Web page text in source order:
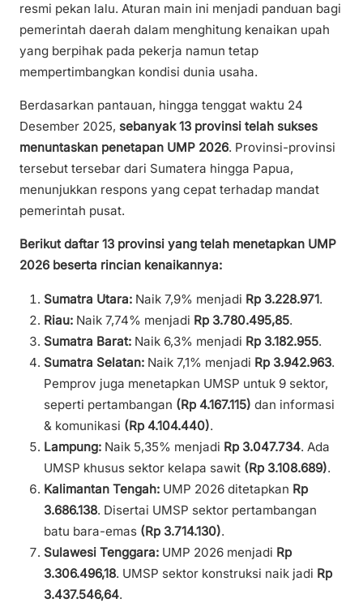
resmi pekan lalu. Aturan main ini menjadi panduan bagi
pemerintah daerah dalam menghitung kenaikan upah
yang berpihak pada pekerja namun tetap
mempertimbangkan kondisi dunia usaha.
Berdasarkan pantauan, hingga tenggat waktu 24
Desember 2025, sebanyak 13 provinsi telah sukses
menuntaskan penetapan UMP 2026. Provinsi-provinsi
tersebut tersebar dari Sumatera hingga Papua,
menunjukkan respons yang cepat terhadap mandat
pemerintah pusat.
Berikut daftar 13 provinsi yang telah menetapkan UMP
2026 beserta rincian kenaikannya:
Sumatra Utara: Naik 7,9% menjadi Rp 3.228.971.
Riau: Naik 7,74% menjadi Rp 3.780.495,85.
Sumatra Barat: Naik 6,3% menjadi Rp 3.182.955.
Sumatra Selatan: Naik 7,1% menjadi Rp 3.942.963.
Pemprov juga menetapkan UMSP untuk 9 sektor,
seperti pertambangan (Rp 4.167.115) dan informasi
& komunikasi (Rp 4.104.440).
Lampung: Naik 5,35% menjadi Rp 3.047.734. Ada
UMSP khusus sektor kelapa sawit (Rp 3.108.689).
Kalimantan Tengah: UMP 2026 ditetapkan Rp
3.686.138. Disertai UMSP sektor pertambangan
batu bara-emas (Rp 3.714.130).
Sulawesi Tenggara: UMP 2026 menjadi Rp
3.306.496,18. UMSP sektor konstruksi naik jadi Rp
3.437.546,64.